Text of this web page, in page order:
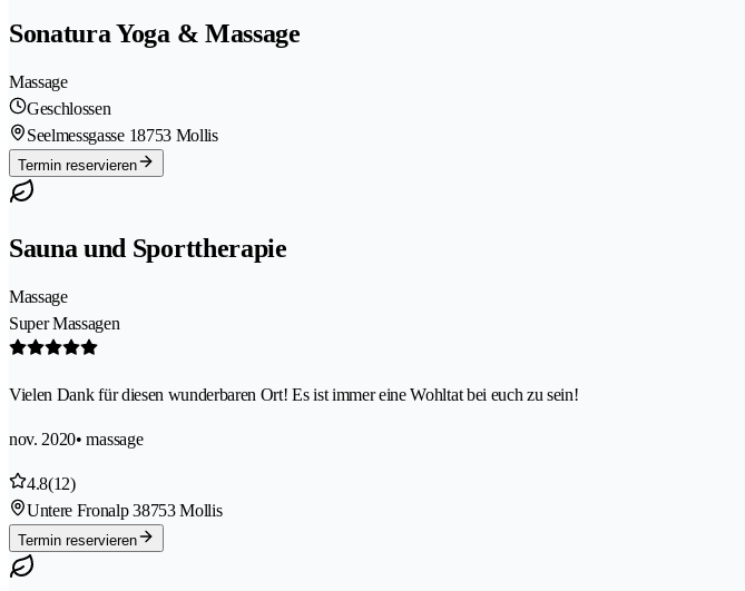
Sonatura Yoga & Massage
Massage
Geschlossen
Seelmessgasse 18753 Mollis
Termin reservieren
Sauna und Sporttherapie
Massage
Super Massagen
Vielen Dank für diesen wunderbaren Ort! Es ist immer eine Wohltat bei euch zu sein!
nov. 2020• massage
4.8(12)
Untere Fronalp 38753 Mollis
Termin reservieren